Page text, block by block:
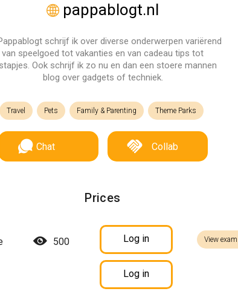
pappablogt.nl
schrijf ik over diverse onderwerpen variërend
van speelgoed tot vakanties en van cadeau tips tot
Ook schrijf ik zo nu en dan een stoere mannen
blog over gadgets of techniek.
Travel Pets Family & Parenting Theme Parks
Chat Collab
Prices
500 Log in View
Log in